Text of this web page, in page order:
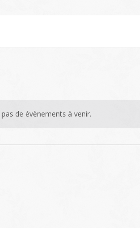
pas de évènements à venir.